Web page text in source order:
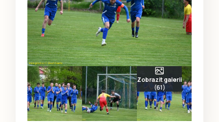
Zobrazit galerii
(61)